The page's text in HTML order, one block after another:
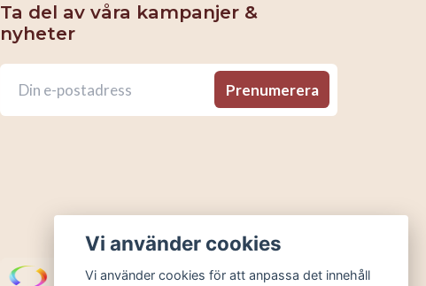
Ta del av våra kampanjer &
nyheter
Prenumerera
Vi använder cookies
Vi använder cookies för att anpassa det innehåll